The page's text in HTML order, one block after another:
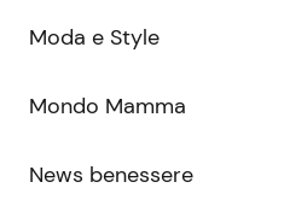
Moda e Style
Mondo Mamma
News benessere